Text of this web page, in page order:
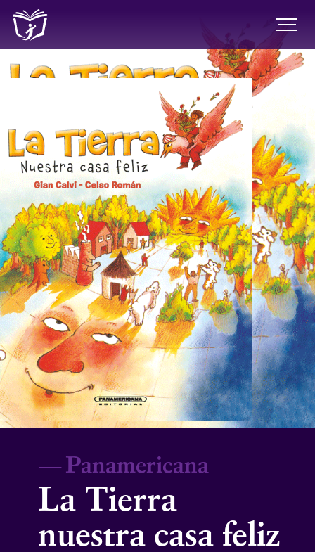
—Panamericana
La Tierra
nuestra casa feliz